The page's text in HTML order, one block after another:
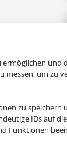
und
messen, um zu
zu speichern
IDs auf
Funktionen